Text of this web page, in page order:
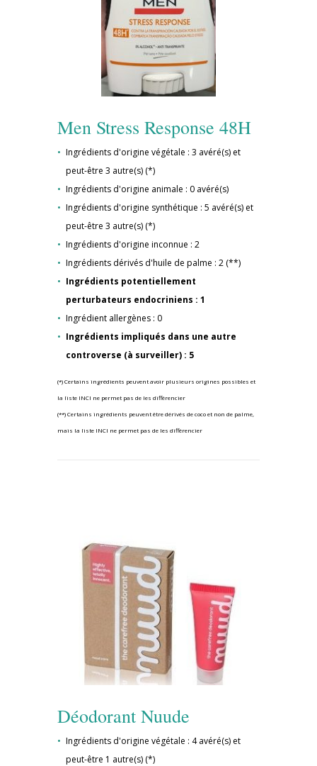
Men Stress Response 48H
Ingrédients d'origine végétale : 3 avéré(s) et
peut-être 3 autre(s) (*)
Ingrédients d'origine animale : 0 avéré(s)
Ingrédients d'origine synthétique : 5 avéré(s) et
peut-être 3 autre(s) (*)
Ingrédients d'origine inconnue : 2
Ingrédients dérivés d'huile de palme : 2 (**)
Ingrédients potentiellement
perturbateurs endocriniens : 1
Ingrédient allergènes : 0
Ingrédients impliqués dans une autre
controverse (à surveiller) : 5
(*) Certains ingrédients peuvent avoir plusieurs origines possibles et
la liste INCI ne permet pas de les différencier
(**) Certains ingrédients peuvent être dérivés de coco et non de palme,
mais la liste INCI ne permet pas de les différencier
Déodorant Nuude
Ingrédients d'origine végétale : 4 avéré(s) et
peut-être 1 autre(s) (*)